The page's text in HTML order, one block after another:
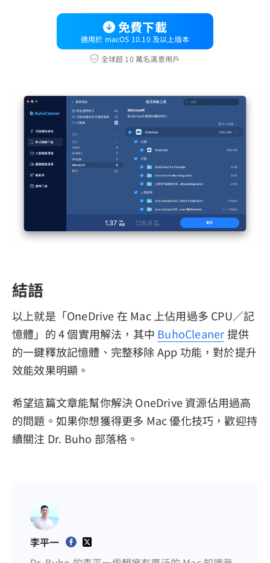
免費下載
適用於 macOS 10.10 及以上版本
全球超 10 萬名滿意用戶
結語
以上就是「OneDrive 在 Mac 上佔用過多 CPU／記
憶體」的 4 個實用解法，其中 BuhoCleaner提供
的一鍵釋放記憶體、完整移除 App 功能，對於提升
效能效果明顯。
希望這篇文章能幫你解決 OneDrive 資源佔用過高
的問題。如果你想獲得更多 Mac 優化技巧，歡迎持
續關注 Dr. Buho 部落格。
李平一